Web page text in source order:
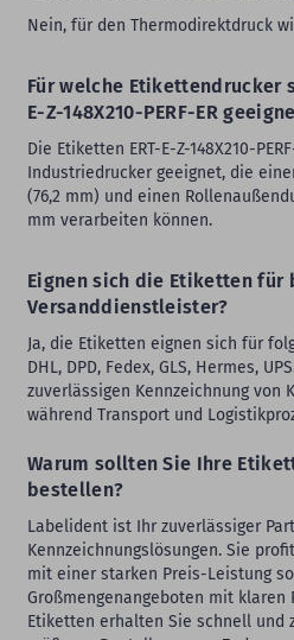
Nein, für den Thermodirektdruck
Für welche Etikettendrucker
E-Z-148X210-PERF-ER
Die Etiketten ERT-E-Z-148X210-
Industriedrucker geeignet, die
(76,2 mm) und einen
mm verarbeiten können.
Eignen sich die Etiketten für
Versanddienstleister?
Ja, die Etiketten eignen sich für
DHL, DPD, Fedex, GLS, Hermes,
zuverlässigen Kennzeichnung von
während Transport und
Warum sollten Sie Ihre
bestellen?
Labelident ist Ihr zuverlässiger
Kennzeichnungslösungen. Sie
mit einer starken Preis-Leistung
Großmengenangeboten mit klaren
Etiketten erhalten Sie schnell und